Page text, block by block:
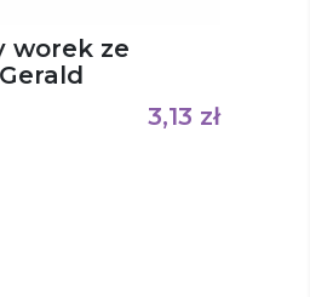
worek ze
sznurkiem Gerald
3,13 zł